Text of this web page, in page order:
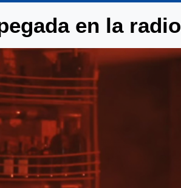
en la radio